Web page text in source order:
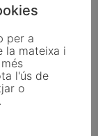
per a
la mateixa i
l'ús de
o